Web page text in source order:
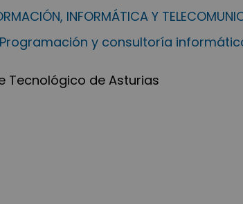
INFORMÁTICA Y
Programación y consultoría
Tecnológico de Asturias